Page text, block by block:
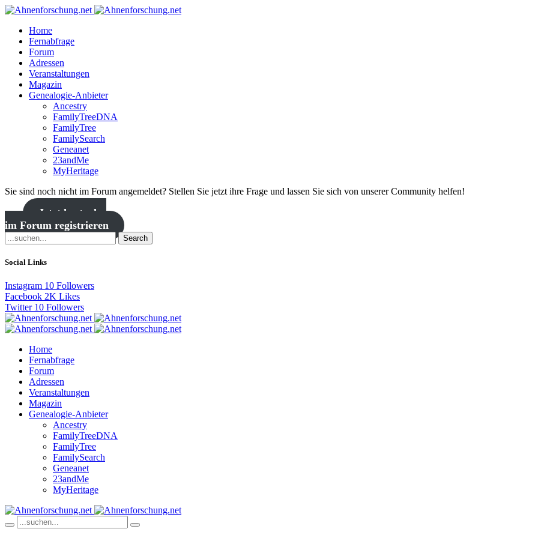
Home
Fernabfrage
Forum
Adressen
Veranstaltungen
Magazin
Genealogie-Anbieter
Ancestry
FamilyTreeDNA
FamilyTree
FamilySearch
Geneanet
23andMe
MyHeritage
Sie sind noch nicht im Forum angemeldet? Stellen Sie jetzt ihre Frage und lassen Sie sich von unserer Community helfen!
Jetzt kostenlos
im Forum registrieren
Search
Social Links
Instagram 10 Followers
Facebook 2K Likes
Twitter 10 Followers
Home
Fernabfrage
Forum
Adressen
Veranstaltungen
Magazin
Genealogie-Anbieter
Ancestry
FamilyTreeDNA
FamilyTree
FamilySearch
Geneanet
23andMe
MyHeritage